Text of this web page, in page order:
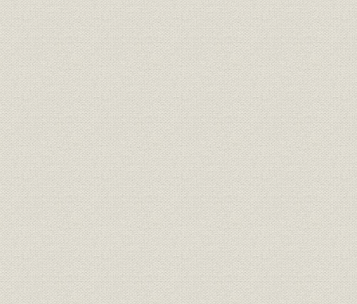
クイズ、ドラマにも新境地
“お笑いのABC”へ
専属契約制
公開録音の全盛
ラジオホールの盛況
☆[コラムまたは付表]『パンドラタイム』のテープ騒動
☆[コラムまたは付表]東西にオーケストラ
4. ラジオ初期の広告
最初の頃のCMつくり